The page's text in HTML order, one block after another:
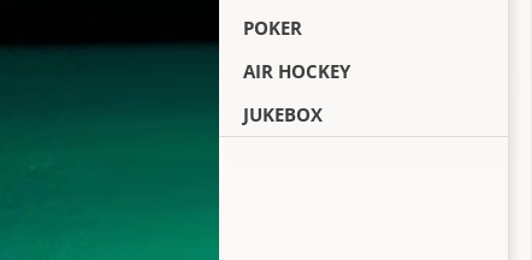
POKER
AIR HOCKEY
JUKEBOX